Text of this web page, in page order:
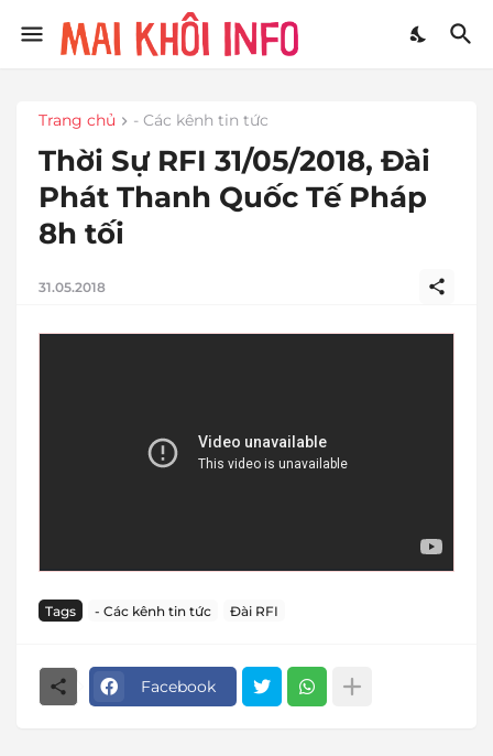
Trang chủ - Các kênh tin tức
Thời Sự RFI 31/05/2018, Đài
Phát Thanh Quốc Tế Pháp
8h tối
31.05.2018
Tags - Các kênh tin tức Đài RFI
Facebook